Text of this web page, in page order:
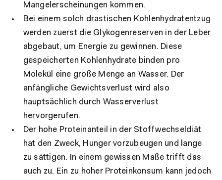
Mangelerscheinungen kommen.
Bei einem solch drastischen Kohlenhydratentzug
werden zuerst die Glykogenreserven in der Leber
abgebaut, um Energie zu gewinnen. Diese
gespeicherten Kohlenhydrate binden pro
Molekül eine große Menge an Wasser. Der
anfängliche Gewichtsverlust wird also
hauptsächlich durch Wasserverlust
hervorgerufen.
Der hohe Proteinanteil in der Stoffwechseldiät
hat den Zweck, Hunger vorzubeugen und lange
zu sättigen. In einem gewissen Maße trifft das
auch zu. Ein zu hoher Proteinkonsum kann jedoch